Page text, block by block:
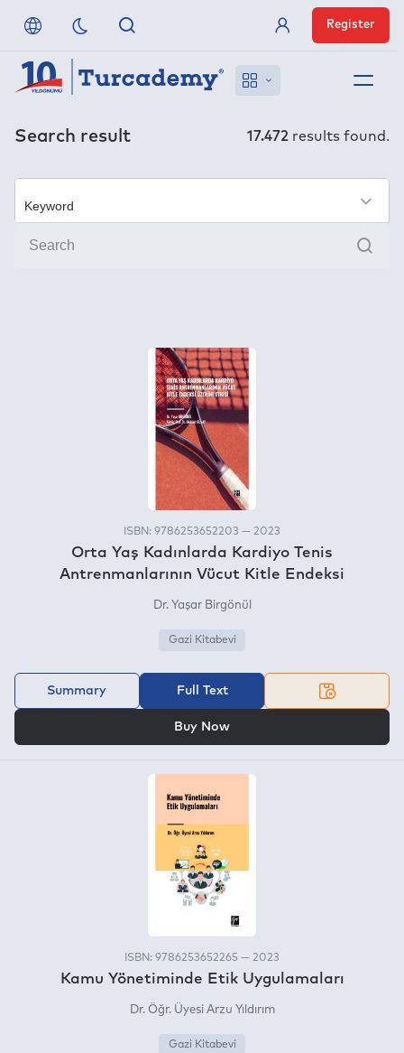
References
Member Login
Register
Search result 17.472 results found.
ISBN: 9786253652203 — 2023
Orta Yaş Kadınlarda Kardiyo Tenis
Antrenmanlarının Vücut Kitle Endeksi
Dr. Yaşar Birgönül
Gazi Kitabevi
Summary Full Text
Buy Now
ISBN: 9786253652265 — 2023
Kamu Yönetiminde Etik Uygulamaları
Dr. Öğr. Üyesi Arzu Yıldırım
Gazi Kitabevi